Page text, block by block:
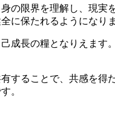
の限界を理解し、現
に保たれるようになりま
長の糧となりえま
ることで、共感を
。